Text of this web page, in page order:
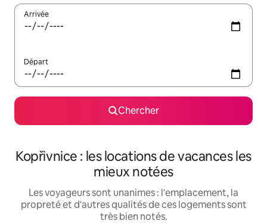
Arrivée
Départ
Chercher
Kopřivnice : les locations de vacances les
mieux notées
Les voyageurs sont unanimes : l'emplacement, la
propreté et d'autres qualités de ces logements sont
très bien notés.